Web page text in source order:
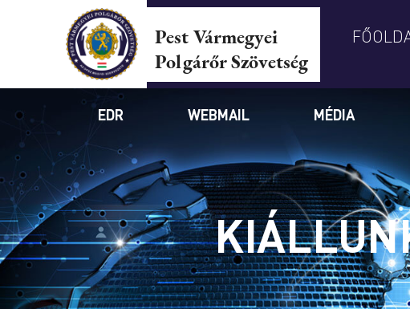
Pest Vármegyei
Polgárőr Szövetség
EDR WEBMAIL MÉDIA